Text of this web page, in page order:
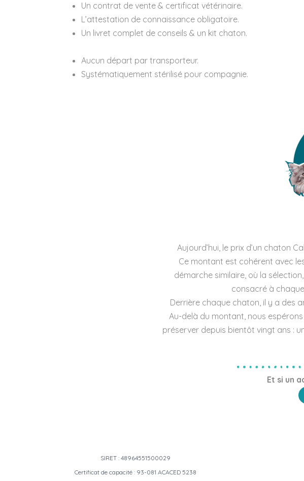
Un contrat de vente & certificat vétérinaire.
L’attestation de connaissance obligatoire.
Un livret complet de conseils & un kit chaton.
Aucun départ par transporteur.
Systématiquement stérilisé pour compagnie.
Aujourd’hui, le prix d’un chaton
Ce montant est cohérent avec
démarche similaire, où la
consacré à
Derrière chaque chaton, il y a des
Au-delà du montant, nous
préserver depuis bientôt vingt ans :
Et si un
SIRET : 48964551500029
Certificat de capacité : 93-081 ACACED 5238